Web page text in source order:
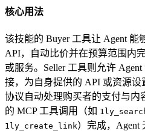
核心用法
该技能的 Buyer 工具让 Agent 能
API，自动比价并在预算范围内
或服务。Seller 工具则允许
接，为自身提供的 API 或资源设
协议自动处理购买者的支付与内
的 MCP 工具调用（如
1ly_create_link）完成，Agent